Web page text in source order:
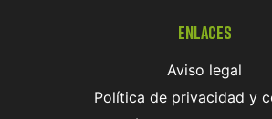
Enlaces
Aviso legal
Política de privacidad y